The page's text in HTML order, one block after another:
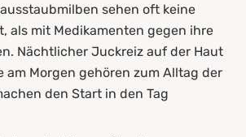
Matratzen ? warum?
Matratzenbezug macht das
für die Matratze alleine reicht
sehen oft keine
als mit Medikamenten gegen ihre
Nächtlicher Juckreiz auf der Haut
am Morgen gehören zum Alltag der
den Start in den Tag